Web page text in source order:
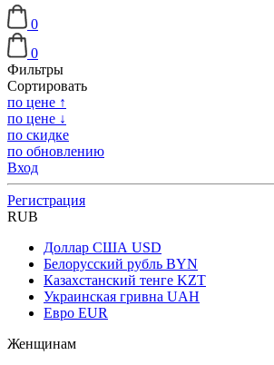
0
0
Фильтры
Сортировать
по цене ↑
по цене ↓
по скидке
по обновлению
Вход
Регистрация
RUB
Доллар США USD
Белорусский рубль BYN
Казахстанский тенге KZT
Украинская гривна UAH
Евро EUR
Женщинам